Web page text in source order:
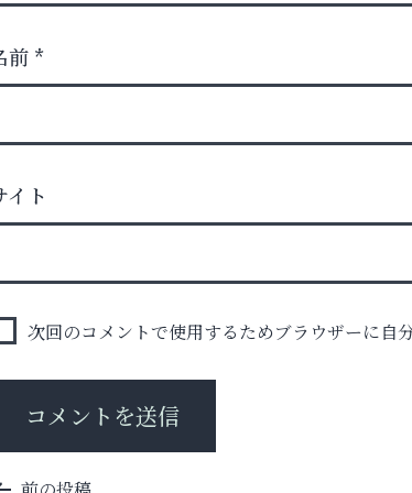
査定のプロが心を込めて出張査定
ラ・ミカ矯正歯科
前 *
イト
次回のコメントで使用するためブラウザーに自